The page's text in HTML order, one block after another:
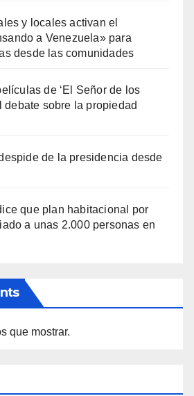
y locales activan el
a Venezuela» para
desde las comunidades
de ‘El Señor de los
debate sobre la propiedad
de la presidencia desde
que plan habitacional por
a unas 2.000 personas en
que mostrar.